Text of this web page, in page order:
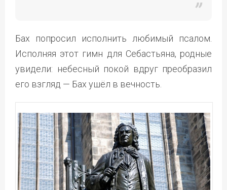
Бах попросил исполнить любимый псалом.
Исполняя этот гимн для Себастьяна, родные
увидели: небесный покой вдруг преобразил
его взгляд — Бах ушёл в вечность.